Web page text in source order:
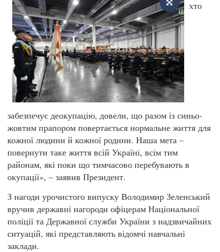
хто
забезпечує деокупацію, довели, що разом із синьо-
жовтим прапором повертається нормальне життя для
кожної людини й кожної родини. Наша мета –
повернути таке життя всій Україні, всім тим
районам, які поки що тимчасово перебувають в
окупації», – заявив Президент.
З нагоди урочистого випуску Володимир Зеленський
вручив державні нагороди офіцерам Національної
поліції та Державної служби України з надзвичайних
ситуацій, які представляють відомчі навчальні
заклади.